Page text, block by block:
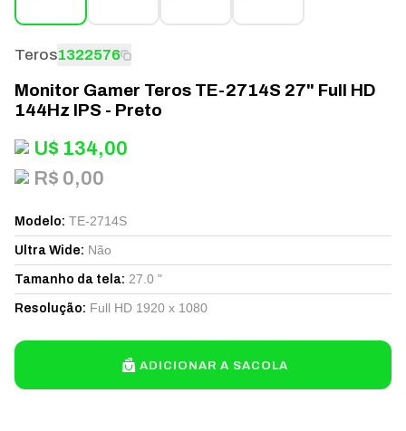
Teros1322576
Monitor Gamer Teros TE-2714S 27" Full HD
144Hz IPS - Preto
U$ 134,00
R$ 0,00
Modelo: TE-2714S
Ultra Wide: Não
Tamanho da tela: 27.0 "
Resolução: Full HD 1920 x 1080
ADICIONAR A SACOLA